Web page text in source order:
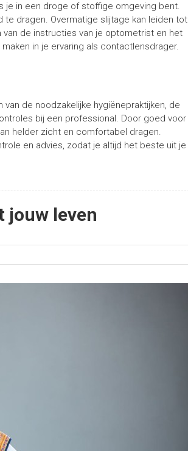
je in een droge of stoffige omgeving bent.
te dragen. Overmatige slijtage kan leiden tot
de instructies van je optometrist en het
in je ervaring als contactlensdrager.
de noodzakelijke hygiënepraktijken, de
bij een professional. Door goed voor
helder zicht en comfortabel dragen.
en advies, zodat je altijd het beste uit je
jouw leven